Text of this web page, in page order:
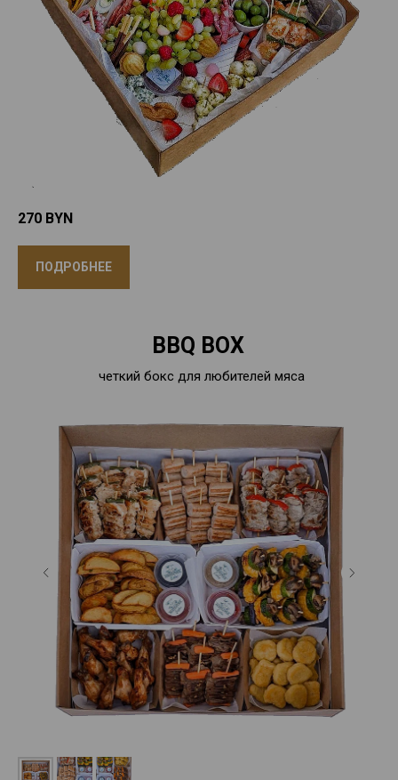
270 BYN
ПОДРОБНЕЕ
BBQ BOX
четкий бокс для любителей мяса